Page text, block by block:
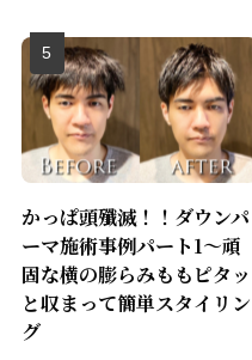
かっぱ頭殲滅！！ダウンパ
ーマ施術事例パート1〜頑
固な横の膨らみももピタッ
と収まって簡単スタイリン
グ